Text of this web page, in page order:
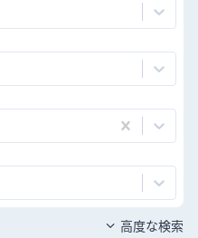
 高度な検索